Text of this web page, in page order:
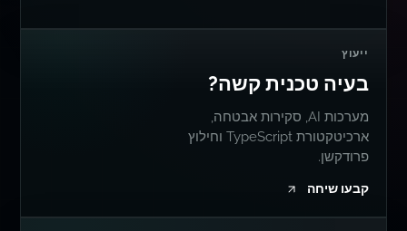
ייעוץ
בעיה טכנית קשה?
מערכות AI, סקירות אבטחה,
ארכיטקטורת TypeScript וחילוץ
פרודקשן.
קבעו שיחה